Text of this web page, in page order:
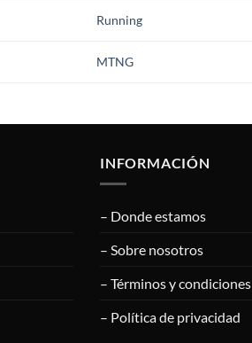
Running
MTNG
INFORMACIÓN
– Donde estamos
– Sobre nosotros
– Términos y condiciones
– Política de privacidad